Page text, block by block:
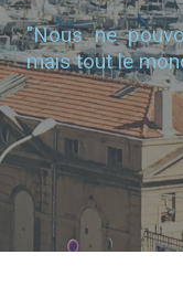
"Nous ne
mais tout le